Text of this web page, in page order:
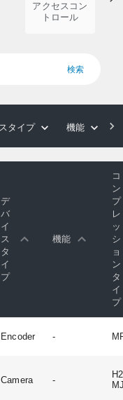
アクセスコン
トロール
検索
タイプ 機能
デ
バ
イ
ス
タ
イ
プ
機能
コ
ン
プ
レ
ッ
シ
ョ
ン
タ
イ
プ
Encoder -
Camera -